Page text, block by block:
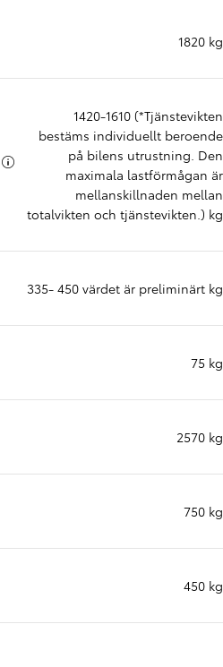
1820 kg
1420-1610 (*Tjänstevikten
bestäms individuellt beroende
på bilens utrustning. Den
maximala lastförmågan är
mellanskillnaden mellan
totalvikten och tjänstevikten.) kg
335- 450 värdet är preliminärt kg
75 kg
2570 kg
750 kg
450 kg